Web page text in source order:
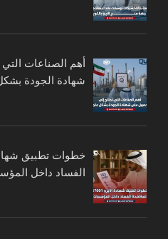
أهم الصناعات
شهادة الجودة
الفساد داخل